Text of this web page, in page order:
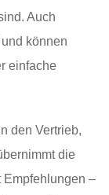
Auch
können
einfache
den Vertrieb,
die
Empfehlungen –